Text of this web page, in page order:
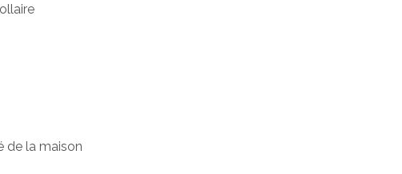
de la maison